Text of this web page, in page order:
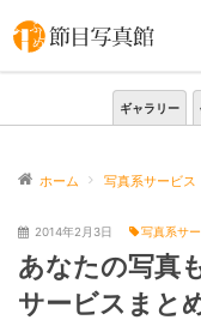
ギャラリー
ホーム 写真系サービス
2014年2月3日 写真系サ
あなたの写真
サービスまと